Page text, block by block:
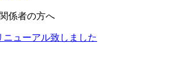
係者の方へ
ューアル致しました